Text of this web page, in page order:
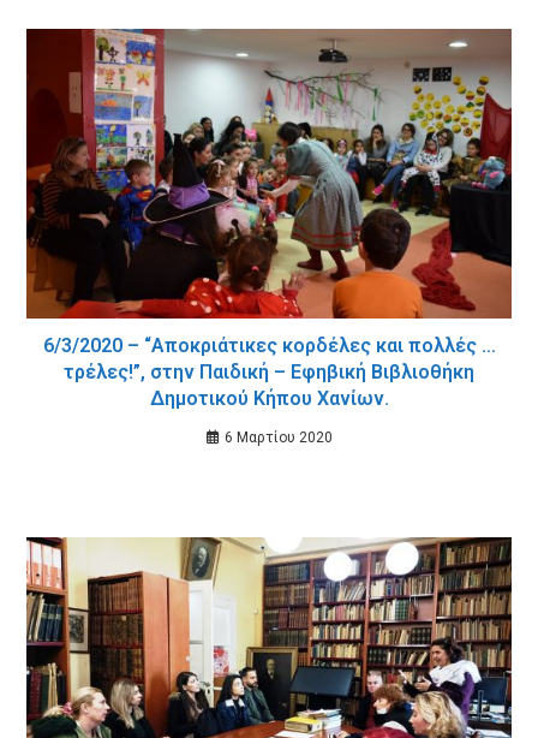
6/3/2020 – “Αποκριάτικες κορδέλες και πολλές …
τρέλες!”, στην Παιδική – Εφηβική Βιβλιοθήκη
Δημοτικού Κήπου Χανίων.
6 Μαρτίου 2020